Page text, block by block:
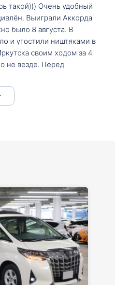
такой))) Очень удобный
Выиграли Аккорда
было 8 августа. В
и угостили ништяками в
своим ходом за 4
не везде. Перед